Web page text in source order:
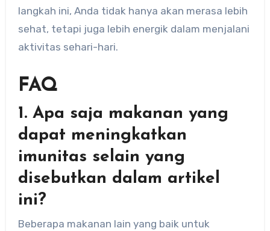
langkah ini, Anda tidak hanya akan merasa lebih
sehat, tetapi juga lebih energik dalam menjalani
aktivitas sehari-hari.
FAQ
1. Apa saja makanan yang
dapat meningkatkan
imunitas selain yang
disebutkan dalam artikel
ini?
Beberapa makanan lain yang baik untuk